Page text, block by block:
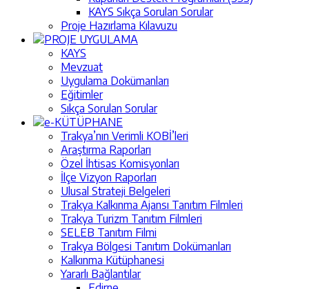
KAYS Sıkça Sorulan Sorular
Proje Hazırlama Kılavuzu
PROJE UYGULAMA
KAYS
Mevzuat
Uygulama Dokümanları
Eğitimler
Sıkça Sorulan Sorular
e-KÜTÜPHANE
Trakya’nın Verimli KOBİ’leri
Araştırma Raporları
Özel İhtisas Komisyonları
İlçe Vizyon Raporları
Ulusal Strateji Belgeleri
Trakya Kalkınma Ajansı Tanıtım Filmleri
Trakya Turizm Tanıtım Filmleri
SELEB Tanıtım Filmi
Trakya Bölgesi Tanıtım Dokümanları
Kalkınma Kütüphanesi
Yararlı Bağlantılar